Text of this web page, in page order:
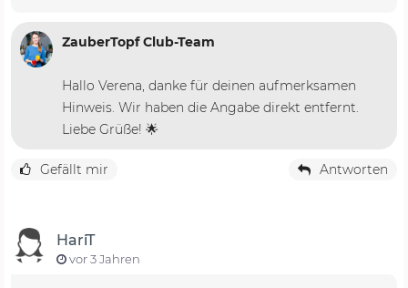
ZauberTopf Club-Team
Hallo Verena, danke für deinen aufmerksamen
Hinweis. Wir haben die Angabe direkt entfernt.
Liebe Grüße! 🌟
Gefällt mir Antworten
HariT
vor 3 Jahren